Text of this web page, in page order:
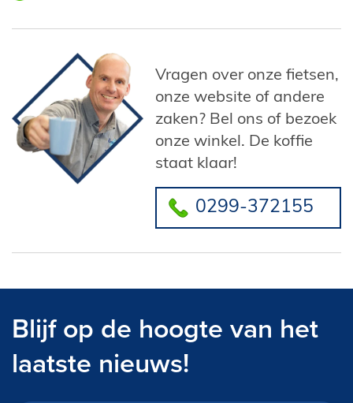
Vragen over onze fietsen,
onze website of andere
zaken? Bel ons of bezoek
onze winkel. De koffie
staat klaar!
0299-372155
Blijf op de hoogte van het
laatste nieuws!